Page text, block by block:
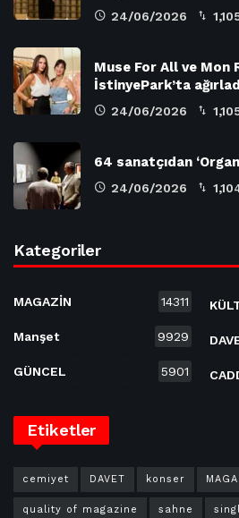
24/06/2026
Muse For All ve Mon
İstinyePark’ta
24/06/2026
64 sanatçıdan ‘Organ
24/06/2026
Kategoriler
MAGAZİN 14311
Manşet 9929
GÜNCEL 5901
Etiketler
cemiyet DAVET konser
quality of magazine sahne